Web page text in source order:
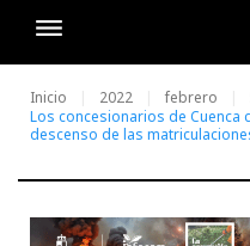
Inicio 2022 febrero
Los concesionarios de Cuenca
descenso de las